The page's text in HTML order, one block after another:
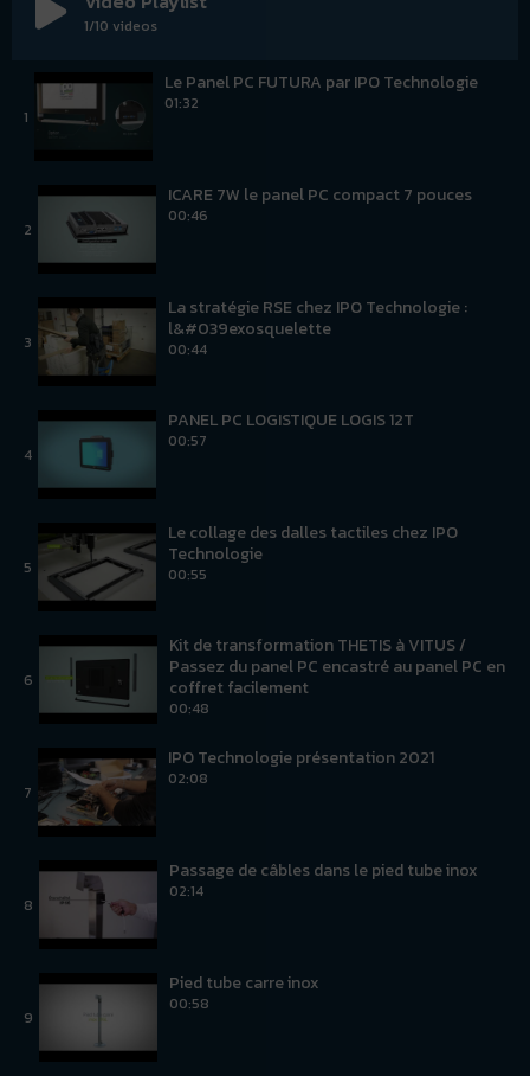
1/10 videos
1
Le Panel PC FUTURA par IPO Technologie
01:32
2
ICARE 7W le panel PC compact 7 pouces
00:46
3
La stratégie RSE chez IPO Technologie :
l&#039exosquelette
00:44
4
PANEL PC LOGISTIQUE LOGIS 12T
00:57
5
Le collage des dalles tactiles chez IPO
Technologie
00:55
6
Kit de transformation THETIS à VITUS /
Passez du panel PC encastré au panel PC en
coffret facilement
00:48
7
IPO Technologie présentation 2021
02:08
8
Passage de câbles dans le pied tube inox
02:14
9
Pied tube carre inox
00:58